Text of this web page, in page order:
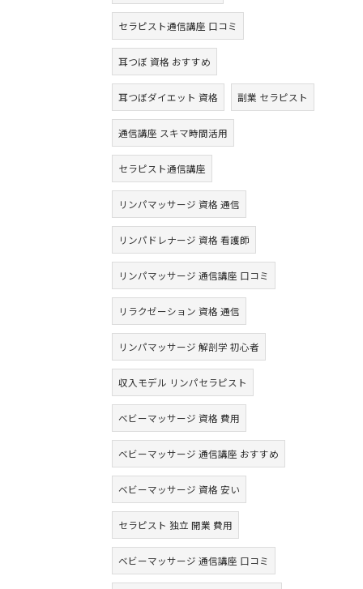
セラピスト通信講座 口コミ
耳つぼ 資格 おすすめ
耳つぼダイエット 資格 副業 セラピスト
通信講座 スキマ時間活用
セラピスト通信講座
リンパマッサージ 資格 通信
リンパドレナージ 資格 看護師
リンパマッサージ 通信講座 口コミ
リラクゼーション 資格 通信
リンパマッサージ 解剖学 初心者
収入モデル リンパセラピスト
ベビーマッサージ 資格 費用
ベビーマッサージ 通信講座 おすすめ
ベビーマッサージ 資格 安い
セラピスト 独立 開業 費用
ベビーマッサージ 通信講座 口コミ